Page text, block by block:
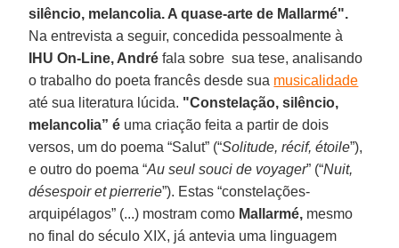
silêncio, melancolia. A quase-arte de Mallarmé".
Na entrevista a seguir, concedida pessoalmente à
IHU On-Line, André fala sobre sua tese, analisando
o trabalho do poeta francês desde sua musicalidade
até sua literatura lúcida. "Constelação, silêncio,
melancolia” é uma criação feita a partir de dois
versos, um do poema “Salut” (“Solitude, récif, étoile”),
e outro do poema “Au seul souci de voyager” (“Nuit,
désespoir et pierrerie”). Estas “constelações-
arquipélagos” (...) mostram como Mallarmé, mesmo
no final do século XIX, já antevia uma linguagem